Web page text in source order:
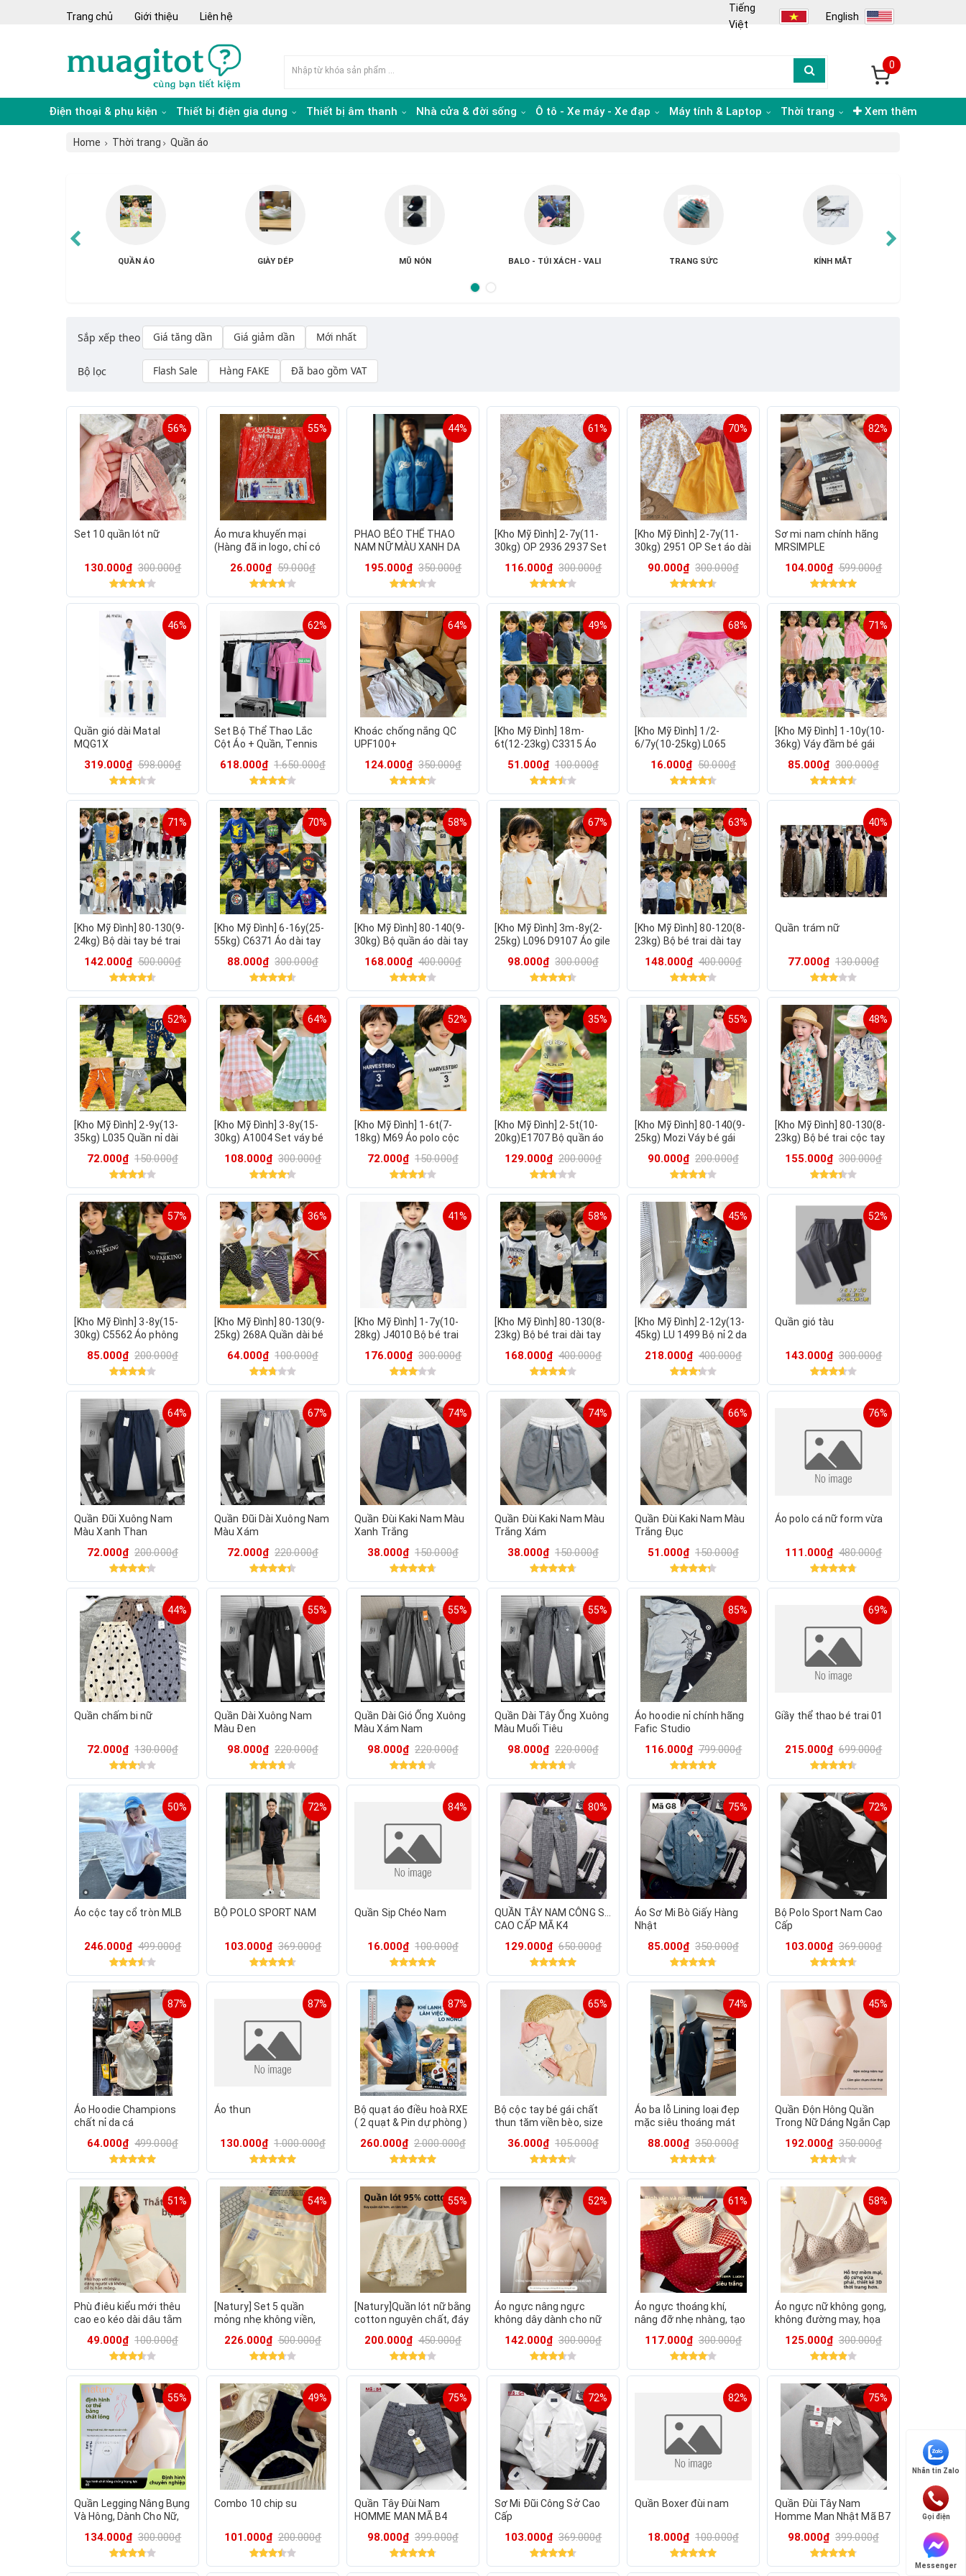
Trang chủ Giới thiệu Liên hệ
Tiếng
Việt
English
0
Điện thoại & phụ kiện Thiết bị điện gia dụng Thiết bị âm thanh Nhà cửa & đời sống Ô tô - Xe máy - Xe đạp Máy tính & Laptop Thời trang Xem thêm
Home Thời trang Quần áo
GIÀY DÉP MŨ NÓN BALO - TÚI XÁCH - VALI TRANG SỨC KÍNH MẮT THỜI TRANG KHÁC
Sắp xếp theo Giá tăng dần Giá giảm dần Mới nhất
Bộ lọc Flash Sale Hàng FAKE Đã bao gồm VAT
56%
Set 10 quần lót nữ
130.000₫ 300.000₫
55%
Áo mưa khuyến mại
(Hàng đã in logo, chỉ có
26.000₫ 59.000₫
44%
PHAO BÉO THỂ THAO
NAM NỮ MÀU XANH DA
195.000₫ 350.000₫
61%
[Kho Mỹ Đình] 2-7y(11-
30kg) OP 2936 2937 Set
116.000₫ 300.000₫
70%
[Kho Mỹ Đình] 2-7y(11-
30kg) 2951 OP Set áo dài
90.000₫ 300.000₫
82%
Sơ mi nam chính hãng
MRSIMPLE
104.000₫ 599.000₫
46%
Quần gió dài Matal
MQG1X
319.000₫ 598.000₫
62%
Set Bộ Thể Thao Lắc
Cột Áo + Quần, Tennis
618.000₫ 1.650.000₫
64%
Khoác chống nắng QC
UPF100+
124.000₫ 350.000₫
49%
[Kho Mỹ Đình] 18m-
6t(12-23kg) C3315 Áo
khuy dài tay xuất dư cho
bé trai bé gái
51.000₫ 100.000₫
68%
[Kho Mỹ Đình] 1/2-
6/7y(10-25kg) L065
cotton 2 màu hàng xuất
16.000₫ 50.000₫
71%
[Kho Mỹ Đình] 1-10y(10-
36kg) Váy đầm bé gái
Mina85.000₫ 300.000₫
71%
[Kho Mỹ Đình] 80-130(9-
24kg) Bộ dài tay bé trai
142.000₫ 500.000₫
70%
[Kho Mỹ Đình] 6-16y(25-
55kg) C6371 Áo dài tay
đông hàng xuất dư
88.000₫ 300.000₫
58%
[Kho Mỹ Đình] 80-140(9-
30kg) Bộ quần áo dài tay
Loco Tohee
168.000₫ 400.000₫
67%
[Kho Mỹ Đình] 3m-8y(2-
25kg) L096 D9107 Áo gile
xuất dư mềm mịn giữ ấm
98.000₫ 300.000₫
63%
[Kho Mỹ Đình] 80-120(8-
23kg) Bộ bé trai dài tay
Minium Bebu
148.000₫ 400.000₫
40%
Quần trám nữ
77.000₫ 130.000₫
52%
[Kho Mỹ Đình] 2-9y(13-
35kg) L035 Quần nỉ dài
đông hàng xuất dư
72.000₫ 150.000₫
64%
[Kho Mỹ Đình] 3-8y(15-
30kg) A1004 Set váy bé
xuất dư from xinh
108.000₫ 300.000₫
52%
[Kho Mỹ Đình] 1-6t(7-
18kg) M69 Áo polo cộc
mềm mịn Mozi
72.000₫ 150.000₫
35%
[Kho Mỹ Đình] 2-5t(10-
20kg)E1707 Bộ quần áo
129.000₫ 200.000₫
55%
[Kho Mỹ Đình] 80-140(9-
25kg) Mozi Váy bé gái
90.000₫ 200.000₫
48%
[Kho Mỹ Đình] 80-130(8-
23kg) Bộ bé trai cộc tay
155.000₫ 300.000₫
57%
[Kho Mỹ Đình] 3-8y(15-
30kg) C5562 Áo phông
85.000₫ 200.000₫
36%
[Kho Mỹ Đình] 80-130(9-
25kg) 268A Quần dài bé
mịn Beboong
64.000₫ 100.000₫
41%
[Kho Mỹ Đình] 1-7y(10-
28kg) J4010 Bộ bé trai
xuất dư cho bé mặc
176.000₫ 300.000₫
58%
[Kho Mỹ Đình] 80-130(8-
23kg) Bộ bé trai dài tay
đông JNA
168.000₫ 400.000₫
45%
[Kho Mỹ Đình] 2-12y(13-
45kg) LU 1499 Bộ nỉ 2 da
mặc đông MLS
218.000₫ 400.000₫
52%
Quần gió tàu
143.000₫ 300.000₫
64%
Quần Đũi Xuông Nam
Màu Xanh Than
72.000₫ 200.000₫
67%
Quần Đũi Dài Xuông Nam
Màu Xám
72.000₫ 220.000₫
74%
Quần Đùi Kaki Nam Màu
Xanh Trắng
38.000₫ 150.000₫
74%
Quần Đùi Kaki Nam Màu
Trắng Xám
38.000₫ 150.000₫
66%
Quần Đùi Kaki Nam Màu
Trắng Đục
51.000₫ 150.000₫
76%
Áo polo cá nữ form vừa
111.000₫ 480.000₫
44%
Quần chấm bi nữ
72.000₫ 130.000₫
55%
Quần Dài Xuông Nam
Màu Đen
98.000₫ 220.000₫
55%
Quần Dài Gió Ống Xuông
Màu Xám Nam
98.000₫ 220.000₫
55%
Quần Dài Tây Ống Xuông
Màu Muối Tiêu
98.000₫ 220.000₫
85%
Áo hoodie nỉ chính hãng
Fafic Studio
116.000₫ 799.000₫
69%
Giầy thể thao bé trai 01
215.000₫ 699.000₫
50%
Áo cộc tay cổ tròn MLB
246.000₫ 499.000₫
72%
BỘ POLO SPORT NAM
103.000₫ 369.000₫
84%
Quần Sịp Chéo Nam
16.000₫ 100.000₫
80%
QUẦN TÂY NAM CÔNG SỞ
CAO CẤP MÃ K4
129.000₫ 650.000₫
75%
Áo Sơ Mi Bò Giấy Hàng
Nhật
85.000₫ 350.000₫
72%
Bộ Polo Sport Nam Cao
Cấp
103.000₫ 369.000₫
87%
Áo Hoodie Champions
chất nỉ da cá
64.000₫ 499.000₫
87%
Áo thun
130.000₫ 1.000.000₫
87%
Bộ quạt áo điều hoà RXE
( 2 quạt & Pin dự phòng )
260.000₫ 2.000.000₫
65%
Bộ cộc tay bé gái chất
thun tăm viền bèo, size
36.000₫ 105.000₫
74%
Áo ba lỗ Lining loại đẹp
mặc siêu thoáng mát
88.000₫ 350.000₫
45%
Quần Độn Hông Quần
Trong Nữ Dáng Ngắn Cạp
Đồ Ôm Body 2134
192.000₫ 350.000₫
51%
Phù điêu kiểu mới thêu
cao eo kéo dài dâu tằm
bộ mông tam giác nữ
49.000₫ 100.000₫
54%
[Natury] Set 5 quần
mỏng nhẹ không viền,
226.000₫ 500.000₫
55%
[Natury]Quần lót nữ bằng
cotton nguyên chất, đáy
chiếc UNG01
200.000₫ 450.000₫
52%
Áo ngực nâng ngực
không dây dành cho nữ
đường ngực hoàn hảo
142.000₫ 300.000₫
61%
Áo ngực thoáng khí,
nâng đỡ nhẹ nhàng, tạo
117.000₫ 300.000₫
58%
Áo ngực nữ không gọng,
không đường may, họa
nâng đỡ toàn diện M58
125.000₫ 300.000₫
55%
Quần Legging Nâng Bụng
Và Hông, Dành Cho Nữ,
Cao134.000₫ 300.000₫
49%
Combo 10 chip su
101.000₫ 200.000₫
75%
Quần Tây Đùi Nam
HOMME MAN MÃ B4
98.000₫ 399.000₫
72%
Sơ Mi Đũi Công Sở Cao
Cấp
103.000₫ 369.000₫
82%
Quần Boxer đùi nam
18.000₫ 100.000₫
75%
Quần Đùi Tây Nam
Homme Man Nhật Mã B7
98.000₫ 399.000₫
Nhắn tin Zalo
Gọi điện
Messenger